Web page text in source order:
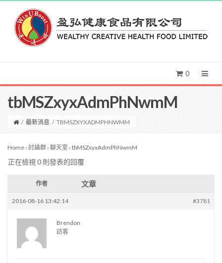
0
tbMSZxyxAdmPhNwmM
/ 最新消息 / TBMSZXYXADMPHNWMM
Home › 討論群 › 聊天室 › tbMSZxyxAdmPhNwmM
正在檢視 0 則發表的回覆
作者 文章
2016-08-16 13:42:14 #3781
Brendon
訪客